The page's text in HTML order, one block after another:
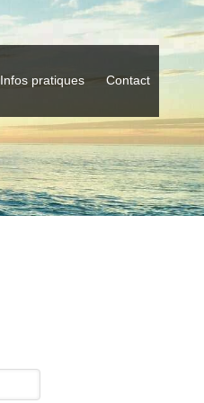
Infos pratiques Contact